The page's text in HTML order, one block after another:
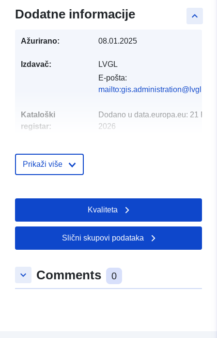
keyboard_arrow_up
Dodatne informacije
Ažurirano: 08.01.2025
Izdavač:
LVGL
E-pošta:
Kataloški
registar:
Dodano u data.europa.eu: 21
2026
Prostorno:
49.3749 ], [ 6.76218,
49.3734 ], [ 6.76044,
49.3734 ], [ 6.76044,
49.3749 ] ]
Tip: Polygon
uriRef:
http://data.europa.eu/88u/dataset/
7d0a-841c-7982-59bc22689105
Prikaži više
Kvaliteta
Slični skupovi podataka
keyboard_arrow_down Comments 0